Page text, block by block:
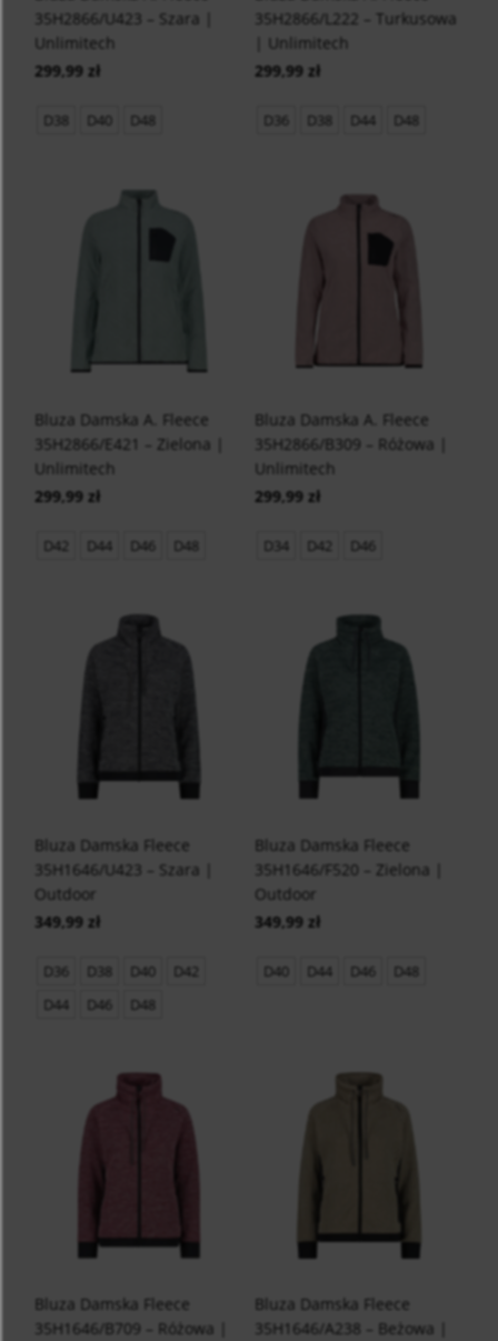
35H2866/U423 – Szara |
Unlimitech
299,99 zł
D38 D40 D48
35H2866/L222 – Turkusowa
| Unlimitech
299,99 zł
D36 D38 D44 D48
Bluza Damska A. Fleece
35H2866/E421 – Zielona |
Unlimitech
299,99 zł
D42 D44 D46 D48
Bluza Damska A. Fleece
35H2866/B309 – Różowa |
Unlimitech
299,99 zł
D34 D42 D46
Bluza Damska Fleece
35H1646/U423 – Szara |
Outdoor
349,99 zł
D36 D38 D40
D42
D44
D46 D48
Bluza Damska Fleece
35H1646/F520 – Zielona |
Outdoor
349,99 zł
D40 D44 D46 D48
Bluza Damska Fleece
35H1646/B709 – Różowa |
Bluza Damska Fleece
35H1646/A238 – Beżowa |